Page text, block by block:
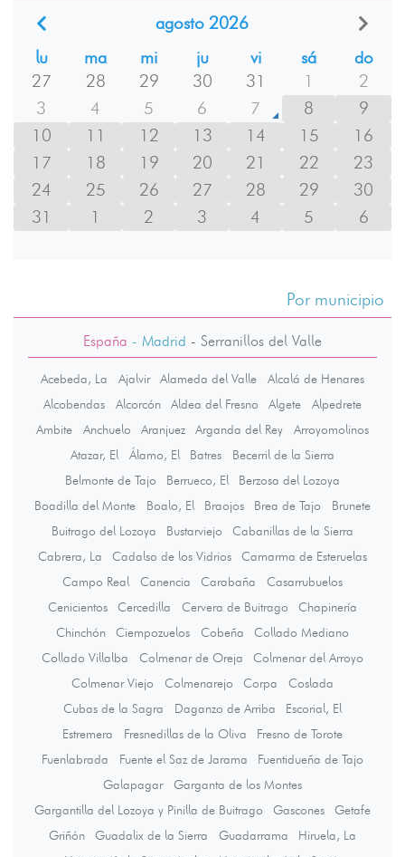
agosto 2026
lu
ma mi ju vi sá
do
27
28 29 30 31 1
2
3
4 5 6 7 8
9
10
11 12 13 14 15
16
17
18 19 20 21 22
23
24
25 26 27 28 29
30
31
1 2 3 4 5 6
Por municipio
España - Madrid - Serranillos del Valle
Acebeda, La Ajalvir Alameda del Valle
Alcalá de Henares
Alcobendas
Alcorcón Aldea del Fresno Algete
Alpedrete
Ambite
Anchuelo Aranjuez Arganda del Rey
Arroyomolinos
Atazar, El
Álamo, El Batres
Becerril de la Sierra
Belmonte de Tajo
Berrueco, El
Berzosa del Lozoya
Boadilla del Monte
Boalo, El Braojos Brea de Tajo
Brunete
Buitrago del Lozoya
Bustarviejo
Cabanillas de la Sierra
Cabrera, La
Cadalso de los Vidrios
Camarma de Esteruelas
Campo Real
Canencia Carabaña
Casarrubuelos
Cenicientos
Cercedilla Cervera de Buitrago
Chapinería
Chinchón
Ciempozuelos Cobeña
Collado Mediano
Collado Villalba
Colmenar de Oreja
Colmenar del Arroyo
Colmenar Viejo
Colmenarejo Corpa
Coslada
Cubas de la Sagra
Daganzo de Arriba
Escorial, El
Estremera
Fresnedillas de la Oliva
Fresno de Torote
Fuenlabrada
Fuente el Saz de Jarama
Fuentidueña de Tajo
Galapagar
Garganta de los Montes
Gargantilla del Lozoya y Pinilla de Buitrago
Gascones
Getafe
Griñón
Guadalix de la Sierra Guadarrama
Hiruela, La